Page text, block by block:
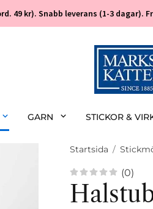
49 kr). Snabb leverans (1-3 dagar).
GARN STICKOR &
Startsida /
(0)